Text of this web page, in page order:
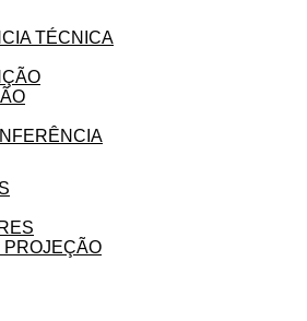
TÉCNICA